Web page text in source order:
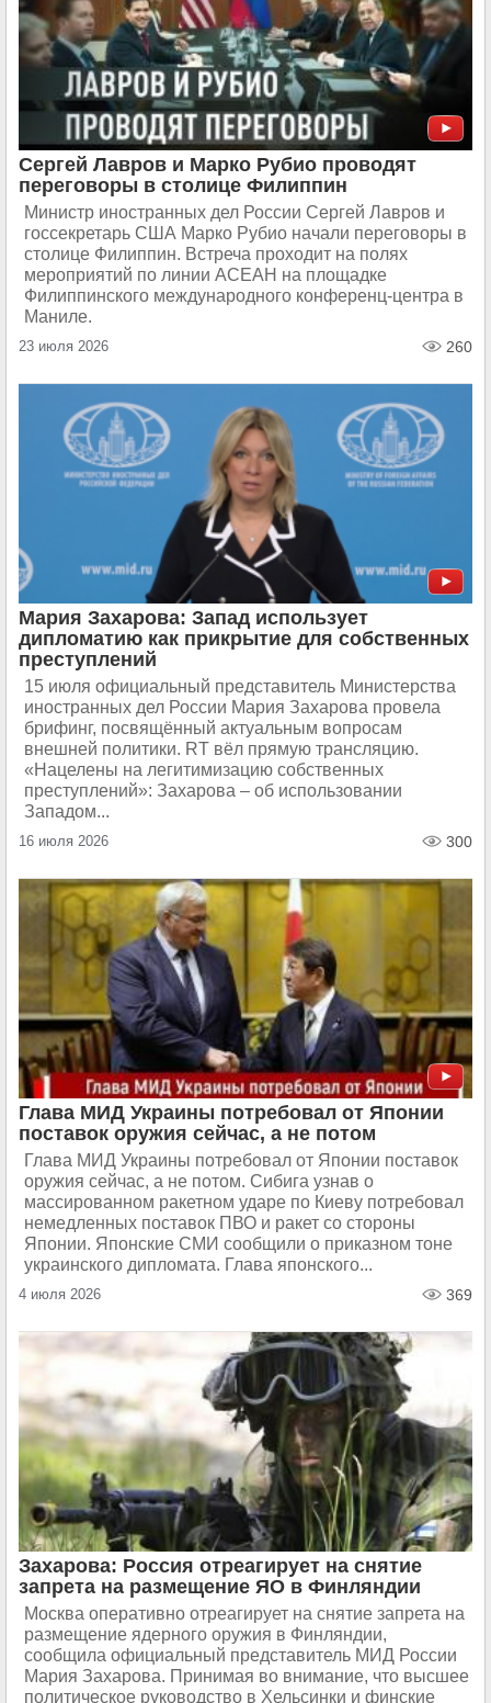
Сергей Лавров и Марко Рубио проводят
переговоры в столице Филиппин
Министр иностранных дел России Сергей Лавров и
госсекретарь США Марко Рубио начали переговоры в
столице Филиппин. Встреча проходит на полях
мероприятий по линии АСЕАН на площадке
Филиппинского международного конференц-центра в
Маниле.
23 июля 2026 260
Мария Захарова: Запад использует
дипломатию как прикрытие для собственных
преступлений
15 июля официальный представитель Министерства
иностранных дел России Мария Захарова провела
брифинг, посвящённый актуальным вопросам
внешней политики. RT вёл прямую трансляцию.
«Нацелены на легитимизацию собственных
преступлений»: Захарова – об использовании
Западом...
16 июля 2026 300
Глава МИД Украины потребовал от Японии
поставок оружия сейчас, а не потом
Глава МИД Украины потребовал от Японии поставок
оружия сейчас, а не потом. Сибига узнав о
массированном ракетном ударе по Киеву потребовал
немедленных поставок ПВО и ракет со стороны
Японии. Японские СМИ сообщили о приказном тоне
украинского дипломата. Глава японского...
4 июля 2026 369
Захарова: Россия отреагирует на снятие
запрета на размещение ЯО в Финляндии
Москва оперативно отреагирует на снятие запрета на
размещение ядерного оружия в Финляндии,
сообщила официальный представитель МИД России
Мария Захарова. Принимая во внимание, что высшее
политическое руководство в Хельсинки и финские